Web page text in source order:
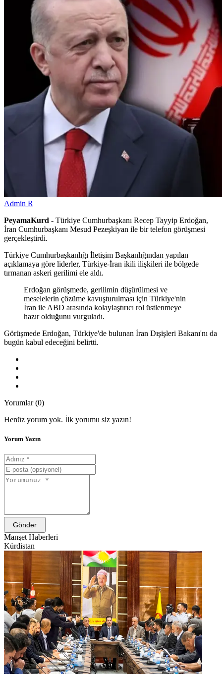
Admin R
PeyamaKurd - Türkiye Cumhurbaşkanı Recep Tayyip Erdoğan,
İran Cumhurbaşkanı Mesud Pezeşkiyan ile bir telefon görüşmesi
gerçekleştirdi.
Türkiye Cumhurbaşkanlığı İletişim Başkanlığından yapılan
açıklamaya göre liderler, Türkiye-İran ikili ilişkileri ile bölgede
tırmanan askeri gerilimi ele aldı.
Erdoğan görüşmede, gerilimin düşürülmesi ve
meselelerin çözüme kavuşturulması için Türkiye'nin
İran ile ABD arasında kolaylaştırıcı rol üstlenmeye
hazır olduğunu vurguladı.
Görüşmede Erdoğan, Türkiye'de bulunan İran Dışişleri Bakanı'nı da
bugün kabul edeceğini belirtti.
Yorumlar (0)
Henüz yorum yok. İlk yorumu siz yazın!
Yorum Yazın
Gönder
Manşet Haberleri
Kürdistan